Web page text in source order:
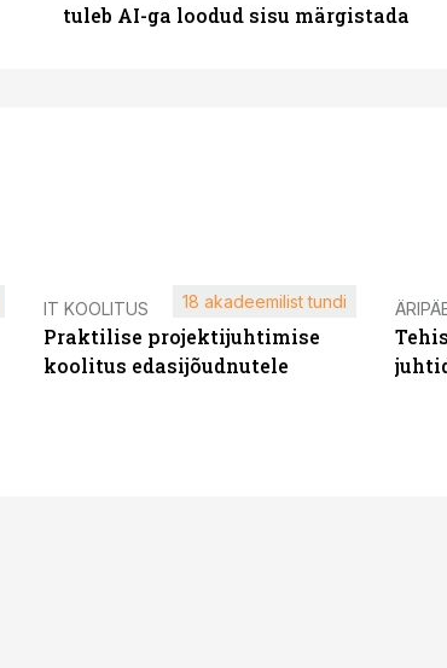
tuleb AI-ga loodud sisu märgistada
IT KOOLITUS
Praktilise projektijuhtimise
koolitus edasijõudnutele
18 akadeemilist tundi